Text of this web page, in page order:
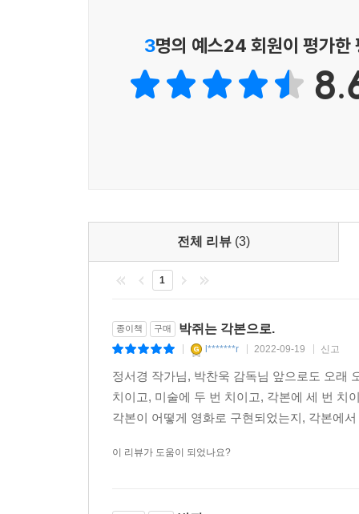
- 60. 화장실 (밤) 중에서
가로등 아래 휠체어, 노신부 앞에 무릎 꿇고 앉은
거기 집에 들어가서 벽장에 넣고....
가슴에 큰 돌덩어릴 올려놓고 닫았는데....
꼭 문 열고 나와서 전화라도 할 것 같고....
한 번 죽었으면 죽은 거겠죠, 신부님? 죽으면 끝이
(대답을 기다리며, 거의 다 빠져가던 손톱을 아예
억제된 낮은 목소리로)
....보세요, 뱀파이어는 불사의 존재가 아니에요....
그래도 내 피를 원하십니까?
....그렇게 보고 싶으세요, 이 캄캄한 세상이?
영화감독 봉준호가 〈친절한 금자씨〉, 〈싸이
박찬욱 감독뿐 아니라 정서경 작가의 세계관
함께하는 동안 정서경 작가는 박찬욱 영화의 한
처가 되어 살아왔다. 오랜 시간 강우와 강우 엄마
탈출구 하나 없어 보인다. 몽유병 환자인 척 늦은
상현과 사랑에 빠진 태주는 그의 힘을 빌려 지긋
저만의 힘을 갖고 새로 태어났을 때, 태주는
생기가 가득하다. 그러니 어쩌면 이 각본은 상현
생을 구원해내는 이야기에 가까울 것이다. 태주
영화를 더욱 깊이 있게 즐기는 방법 ‘각본 읽기’의
‘각본 읽기’는 영화를 더욱 깊이 있게 즐기는 한
각본이 완전히 일치하지 않는다는 사실에서 오
3명의 예스24 회원이 평가한
전체 리뷰 (3)
1
종이책 구매 박쥐는 각본으로.
l*******r 2022-09-19 신고
정서경 작가님, 박찬욱 감독님 앞으로도 오래
치이고, 미술에 두 번 치이고, 각본에 세 번 치
각본이 어떻게 영화로 구현되었는지, 각본에
이 리뷰가 도움이 되었나요?